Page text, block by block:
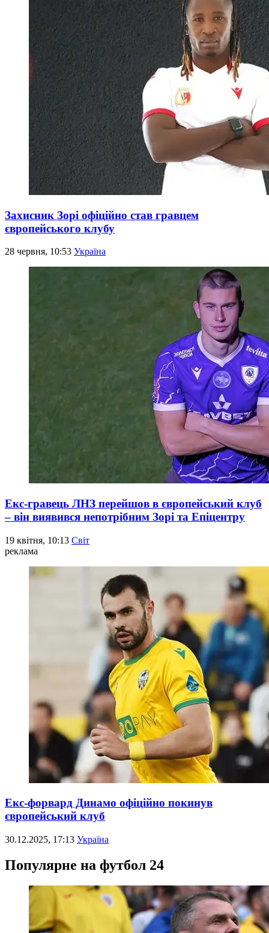
Захисник Зорі офіційно став гравцем
європейського клубу
28 червня, 10:53 Україна
Екс-гравець ЛНЗ перейшов в європейський клуб
– він виявився непотрібним Зорі та Епіцентру
19 квітня, 10:13 Світ
реклама
Екс-форвард Динамо офіційно покинув
європейський клуб
30.12.2025, 17:13 Україна
Популярне на футбол 24